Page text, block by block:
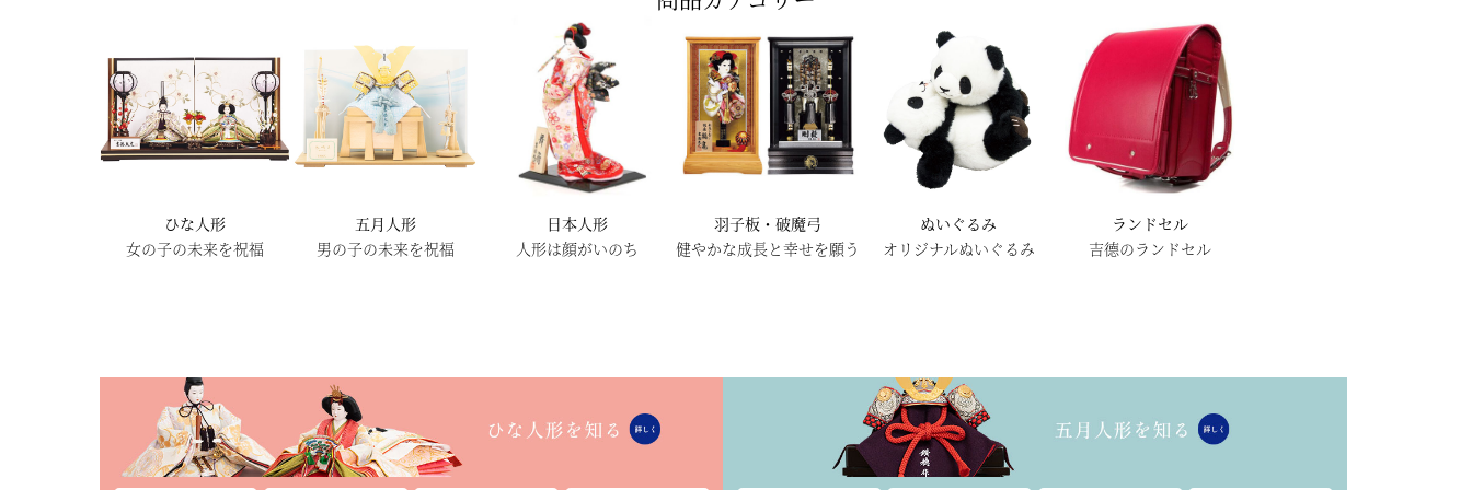
ひな人形
女の子の未来を祝福
五月人形
男の子の未来を祝福
日本人形
人形は顔がいのち
羽子板・破魔弓
健やかな成長と幸せを願う
ぬいぐるみ
オリジナルぬいぐるみ
ランドセル
吉德のランドセル